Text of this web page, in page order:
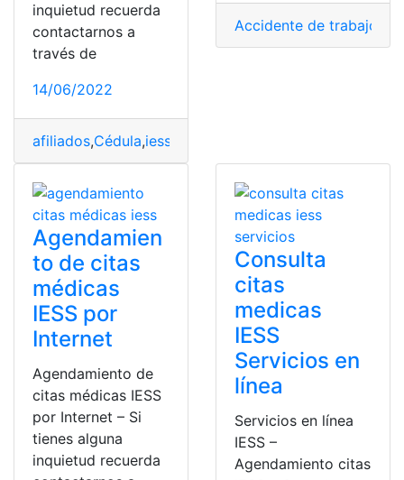
inquietud recuerda
contactarnos a
través de
14/06/2022
afiliados,Cédula,iess
Accidente de trabajo
Agendamien
to de citas
médicas
IESS por
Internet
Agendamiento de
citas médicas IESS
por Internet – Si
tienes alguna
inquietud recuerda
Consulta
citas
medicas
IESS
Servicios en
línea
Servicios en línea
IESS –
Agendamiento citas